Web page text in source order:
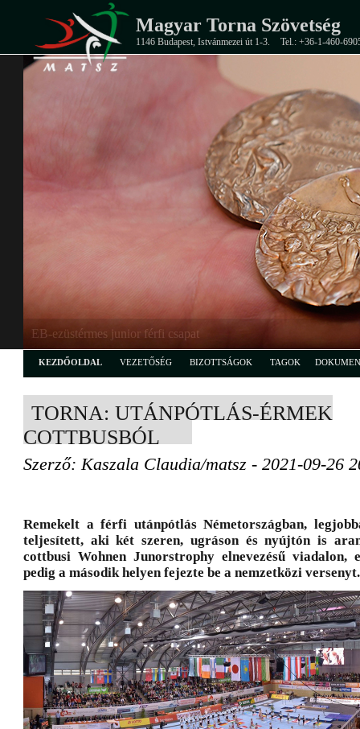
Magyar Torna Szövetség
1146 Budapest, Istvánmezei út 1-3. Tel.: +36-1-460-
EB-ezüstérmes junior férfi csapat
KEZDŐOLDAL VEZETŐSÉG BIZOTTSÁGOK TAGOK
TORNA: UTÁNPÓTLÁS-ÉRMEK
COTTBUSBÓL
Szerző: Kaszala Claudia/matsz - 2021-09-26
Remekelt a férfi utánpótlás Németországban,
teljesített, aki két szeren, ugráson és nyújtón is
cottbusi Wohnen Junorstrophy elnevezésű viadalon,
pedig a második helyen fejezte be a nemzetközi versenyt.